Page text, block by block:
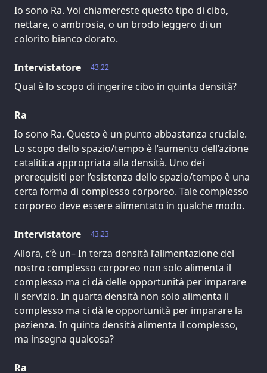
Io sono Ra. Voi chiamereste questo tipo di cibo,
nettare, o ambrosia, o un brodo leggero di un
colorito bianco dorato.
43.22
Intervistatore
Qual è lo scopo di ingerire cibo in quinta densità?
Ra
Io sono Ra. Questo è un punto abbastanza cruciale.
Lo scopo dello spazio/tempo è l’aumento dell’azione
catalitica appropriata alla densità. Uno dei
prerequisiti per l’esistenza dello spazio/tempo è una
certa forma di complesso corporeo. Tale complesso
corporeo deve essere alimentato in qualche modo.
43.23
Intervistatore
Allora, c’è un– In terza densità l’alimentazione del
nostro complesso corporeo non solo alimenta il
complesso ma ci dà delle opportunità per imparare
il servizio. In quarta densità non solo alimenta il
complesso ma ci dà le opportunità per imparare la
pazienza. In quinta densità alimenta il complesso,
ma insegna qualcosa?
Ra